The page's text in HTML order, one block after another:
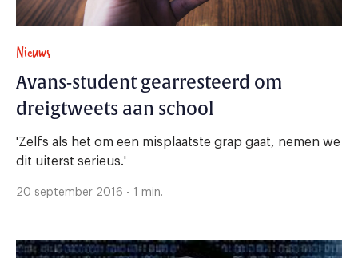
Nieuws
Avans-student gearresteerd om
dreigtweets aan school
'Zelfs als het om een misplaatste grap gaat, nemen we
dit uiterst serieus.'
20 september 2016 - 1 min.